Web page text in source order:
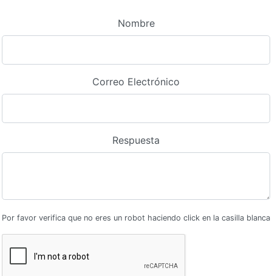
Nombre
Correo Electrónico
Respuesta
Por favor verifica que no eres un robot haciendo click en la casilla blanca